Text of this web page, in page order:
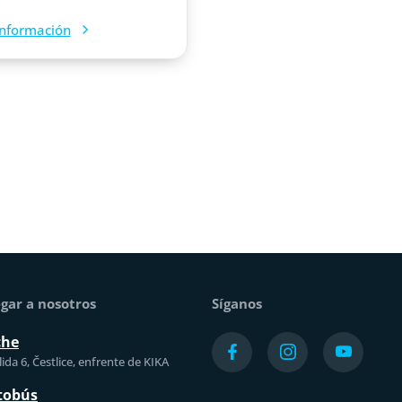
a nosotros
6, Čestlice, enfrente de KIKA
Síganos